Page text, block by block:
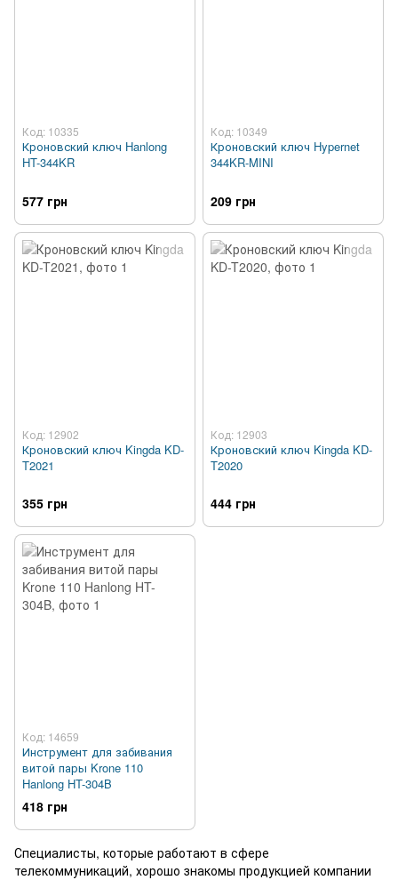
Код: 10335
Кроновский ключ Hanlong
HT-344KR
577 грн
Код: 10349
Кроновский ключ Hypernet
344KR-MINI
209 грн
Код: 12902
Кроновский ключ Kingda KD-
T2021
355 грн
Код: 12903
Кроновский ключ Kingda KD-
T2020
444 грн
Код: 14659
Инструмент для забивания
витой пары Krone 110
Hanlong HT-304B
418 грн
Специалисты, которые работают в сфере
телекоммуникаций, хорошо знакомы продукцией компании